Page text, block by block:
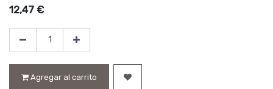
12,47 €
Agregar al carrito